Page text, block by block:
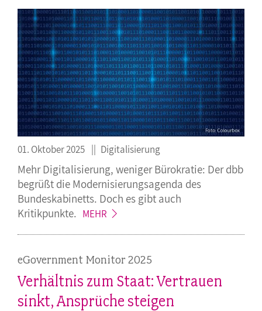
01. Oktober 2025 Digitalisierung
Mehr Digitalisierung, weniger Bürokratie: Der dbb
begrüßt die Modernisierungsagenda des
Bundeskabinetts. Doch es gibt auch
Kritikpunkte. MEHR
eGovernment Monitor 2025
Verhältnis zum Staat: Vertrauen
sinkt, Ansprüche steigen